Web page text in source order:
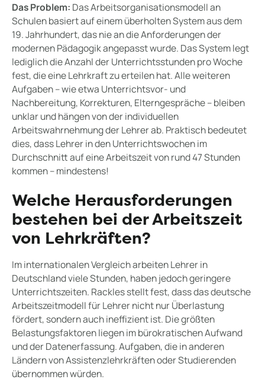
Das Problem: Das Arbeitsorganisationsmodell an
Schulen basiert auf einem überholten System aus dem
19. Jahrhundert, das nie an die Anforderungen der
modernen Pädagogik angepasst wurde. Das System legt
lediglich die Anzahl der Unterrichtsstunden pro Woche
fest, die eine Lehrkraft zu erteilen hat. Alle weiteren
Aufgaben – wie etwa Unterrichtsvor- und
Nachbereitung, Korrekturen, Elterngespräche – bleiben
unklar und hängen von der individuellen
Arbeitswahrnehmung der Lehrer ab. Praktisch bedeutet
dies, dass Lehrer in den Unterrichtswochen im
Durchschnitt auf eine Arbeitszeit von rund 47 Stunden
kommen – mindestens!
Welche Herausforderungen
bestehen bei der Arbeitszeit
von Lehrkräften?
Im internationalen Vergleich arbeiten Lehrer in
Deutschland viele Stunden, haben jedoch geringere
Unterrichtszeiten. Rackles stellt fest, dass das deutsche
Arbeitszeitmodell für Lehrer nicht nur Überlastung
fördert, sondern auch ineffizient ist. Die größten
Belastungsfaktoren liegen im bürokratischen Aufwand
und der Datenerfassung. Aufgaben, die in anderen
Ländern von Assistenzlehrkräften oder Studierenden
übernommen würden.